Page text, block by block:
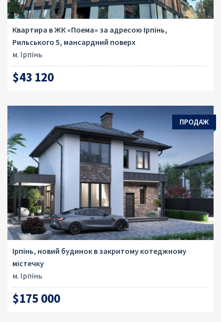
Квартира в ЖК «Поема» за адресою Ірпінь,
Рильського 5, мансардний поверх
м. Ірпінь
$43 120
ПРОДАЖ
Ірпінь, новий будинок в закритому котеджному
містечку
м. Ірпінь
$175 000